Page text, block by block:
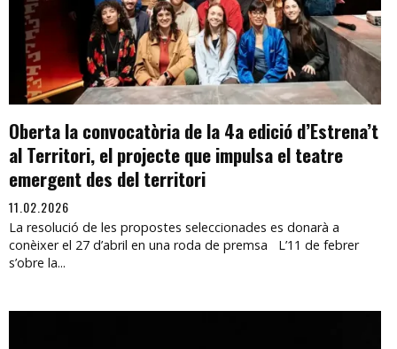
Oberta la convocatòria de la 4a edició d’Estrena’t
al Territori, el projecte que impulsa el teatre
emergent des del territori
11.02.2026
La resolució de les propostes seleccionades es donarà a
conèixer el 27 d’abril en una roda de premsa L’11 de febrer
s’obre la...